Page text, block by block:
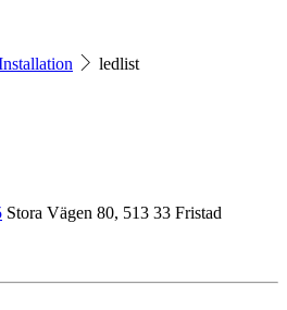
ledlist
Stora Vägen 80, 513 33 Fristad